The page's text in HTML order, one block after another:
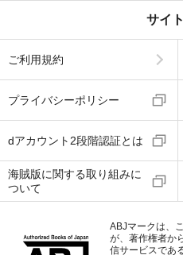
サイ
ご利用規約
プライバシーポリシー
dアカウント2段階認証とは
海賊版に関する取り組みに
ついて
ABJマークは、
が、著作権者か
信サービスであ